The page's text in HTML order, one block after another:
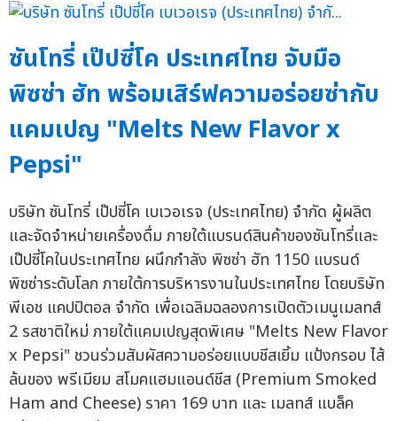
ซันโทรี่ เป๊ปซี่โค ประเทศไทย จับมือ
พิซซ่า ฮัท พร้อมเสิร์ฟความอร่อยซ่ากับ
แคมเปญ "Melts New Flavor x
Pepsi"
บริษัท ซันโทรี่ เป๊ปซี่โค เบเวอเรจ (ประเทศไทย) จำกัด ผู้ผลิต
และจัดจำหน่ายเครื่องดื่ม ภายใต้แบรนด์สินค้าของซันโทรี่และ
เป๊ปซี่โคในประเทศไทย ผนึกกำลัง พิซซ่า ฮัท 1150 แบรนด์
พิซซ่าระดับโลก ภายใต้การบริหารงานในประเทศไทย โดยบริษัท
พีเอช แคปปิตอล จำกัด เพื่อเฉลิมฉลองการเปิดตัวเมนูเมลทส์
2 รสชาติใหม่ ภายใต้แคมเปญสุดพิเศษ "Melts New Flavor
x Pepsi" ชวนร่วมสัมผัสความอร่อยแบบชีสเยิ้ม แป้งกรอบ ไส้
ล้นของ พรีเมียม สโมคแฮมแอนด์ชีส (Premium Smoked
Ham and Cheese) ราคา 169 บาท และ เมลทส์ แบล็ค